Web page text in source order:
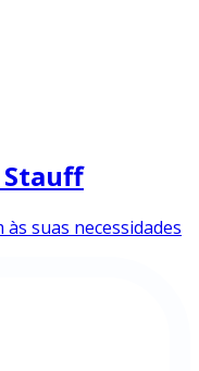
suas necessidades